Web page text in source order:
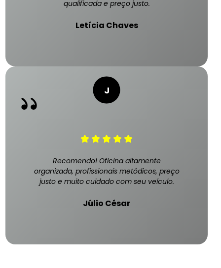
qualificada e preço justo.
Letícia Chaves
Recomendo! Oficina altamente
organizada, profissionais metódicos, preço
justo e muito cuidado com seu veículo.
Júlio César